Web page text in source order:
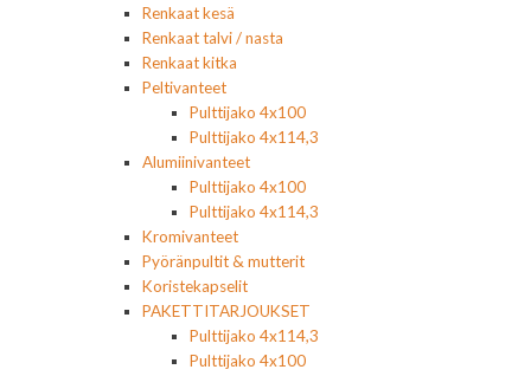
Renkaat kesä
Renkaat talvi / nasta
Renkaat kitka
Peltivanteet
Pulttijako 4x100
Pulttijako 4x114,3
Alumiinivanteet
Pulttijako 4x100
Pulttijako 4x114,3
Kromivanteet
Pyöränpultit & mutterit
Koristekapselit
PAKETTITARJOUKSET
Pulttijako 4x114,3
Pulttijako 4x100